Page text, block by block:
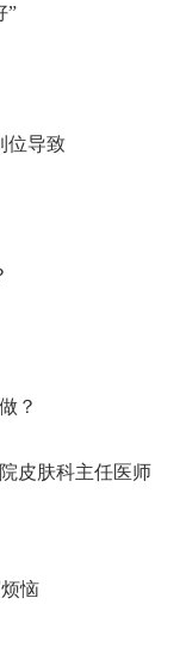
”
位导致
？
皮肤科主任医师
恼